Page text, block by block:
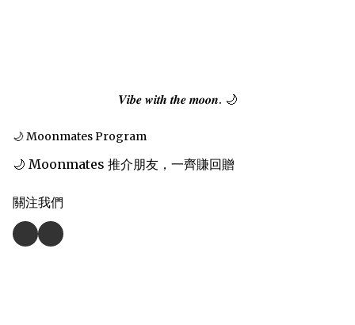
𝑽𝒊𝒃𝒆 𝒘𝒊𝒕𝒉 𝒕𝒉𝒆 𝒎𝒐𝒐𝒏. 🌙
🌙 Moonmates Program
🌙 Moonmates 推介朋友，一齊賺回贈
關注我們